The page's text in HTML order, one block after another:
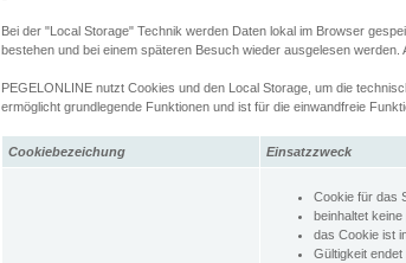
Bei der "Local Storage" Technik werden Daten lokal im Browser
bestehen und bei einem späteren Besuch wieder ausgelesen
PEGELONLINE nutzt Cookies und den Local Storage, um die
ermöglicht grundlegende Funktionen und ist für die einwandfreie
Cookiebezeichung Einsatzzweck
Cookie für das
beinhaltet
das Cookie ist
Gültigkeit endet